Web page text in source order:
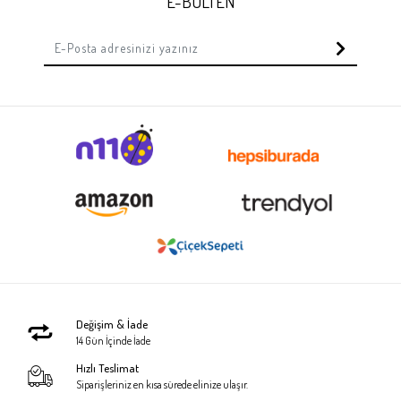
Değişim & İade
14 Gün İçinde İade
Hızlı Teslimat
Siparişleriniz en kısa sürede elinize ulaşır.